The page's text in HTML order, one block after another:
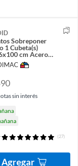
Sobreponer
1 Cubeta(s)
cm Acero
sin interés
(27)
Agregar